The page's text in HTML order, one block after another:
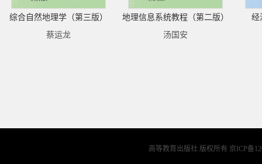
综合自然地理学（第三版）
蔡运龙
地理信息系统教程（第二版）
汤国安
经
高等教育出版社 版权所有 京ICP备